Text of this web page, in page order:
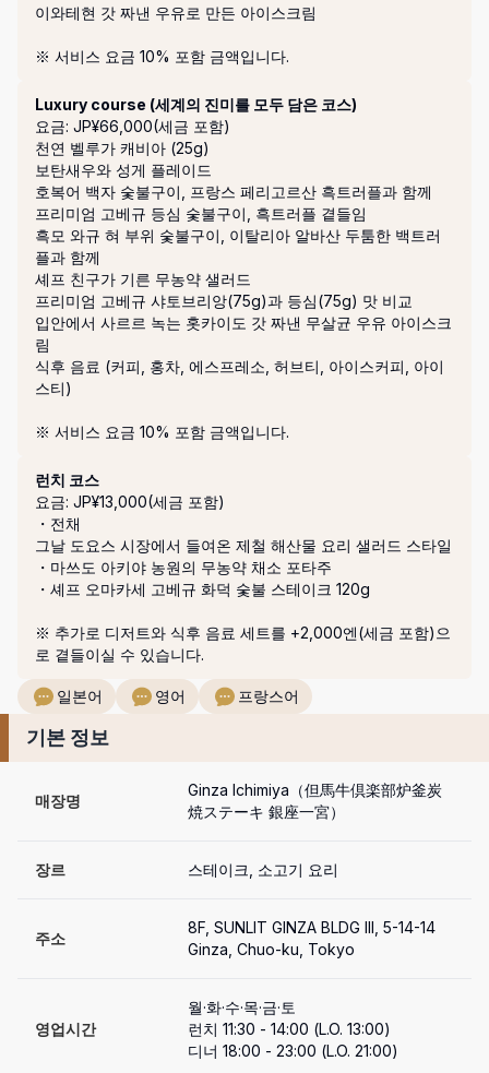
이와테현 갓 짜낸 우유로 만든 아이스크림
※ 서비스 요금 10% 포함 금액입니다.
Luxury course (세계의 진미를 모두 담은 코스)
요금: JP¥66,000(세금 포함)
천연 벨루가 캐비아 (25g)
보탄새우와 성게 플레이드
호복어 백자 숯불구이, 프랑스 페리고르산 흑트러플과 함께
프리미엄 고베규 등심 숯불구이, 흑트러플 곁들임
흑모 와규 혀 부위 숯불구이, 이탈리아 알바산 두툼한 백트러
플과 함께
셰프 친구가 기른 무농약 샐러드
프리미엄 고베규 샤토브리앙(75g)과 등심(75g) 맛 비교
입안에서 사르르 녹는 홋카이도 갓 짜낸 무살균 우유 아이스크
림
식후 음료 (커피, 홍차, 에스프레소, 허브티, 아이스커피, 아이
스티)
※ 서비스 요금 10% 포함 금액입니다.
런치 코스
요금: JP¥13,000(세금 포함)
・전채
그날 도요스 시장에서 들여온 제철 해산물 요리 샐러드 스타일
・마쓰도 아키야 농원의 무농약 채소 포타주
・셰프 오마카세 고베규 화덕 숯불 스테이크 120g
※ 추가로 디저트와 식후 음료 세트를 +2,000엔(세금 포함)으
로 곁들이실 수 있습니다.
일본어 영어 프랑스어
기본 정보
매장명
Ginza Ichimiya（但馬牛倶楽部炉釜炭
焼ステーキ 銀座一宮）
장르 스테이크, 소고기 요리
주소
8F, SUNLIT GINZA BLDG III, 5-14-14
Ginza, Chuo-ku, Tokyo
영업시간
월·화·수·목·금·토
런치 11:30 - 14:00 (L.O. 13:00)